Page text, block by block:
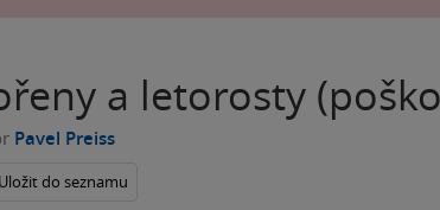
a letorosty
Pavel Preiss
Uložit do seznamu